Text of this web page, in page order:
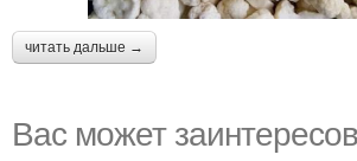
читать дальше →
Вас может